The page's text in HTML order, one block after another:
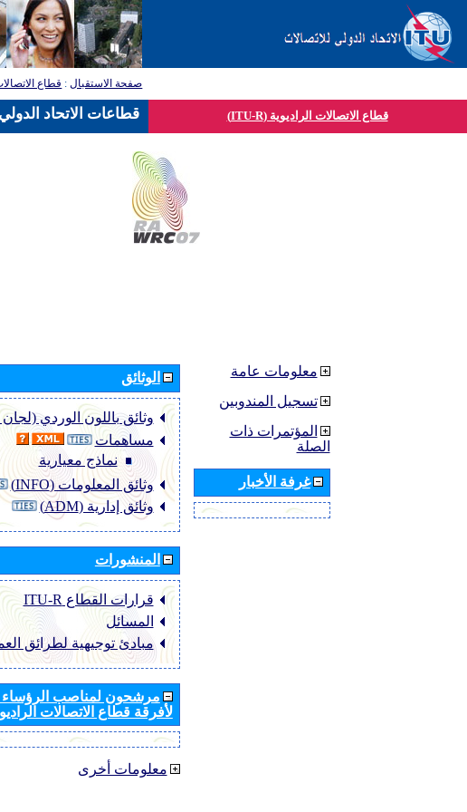
صفحة الاستقبال: قطاع
قطاع الاتصالات الراديوية (ITU-R)
الوثائق
وثائق باللون الوردي
مساهمات
نماذج معيارية
وثائق المعلومات (INFO)
وثائق إدارية (ADM)
المنشورات
قرارات القطاع ‏ITU-R
المسائل
مبادئ توجيهية لطرائق
مرشحون لمناصب الرؤساء
لأفرقة قطاع الاتصالات
معلومات أخرى
معلومات عامة
تسجيل المندوبين
المؤتمرات ذات
الصلة
غرفة الأخبار
قطاعات الاتحاد